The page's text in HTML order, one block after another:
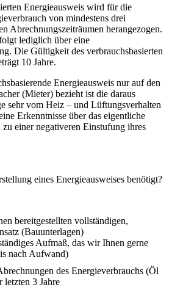
Energieausweis wird für die
von mindestens drei
Abrechnungszeiträumen herangezogen.
lediglich über eine
Die Gültigkeit des verbrauchsbasierten
10 Jahre.
Energieausweis nur auf den
(Mieter) bezieht ist die daraus
sehr vom Heiz – und Lüftungsverhalten
Erkenntnisse über das eigentliche
einer negativeren Einstufung ihres
eines Energieausweises benötigt?
bereitgestellten vollständigen,
(Bauunterlagen)
Aufmaß, das wir Ihnen gerne
nach Aufwand)
des Energieverbrauchs (Öl
letzten 3 Jahre